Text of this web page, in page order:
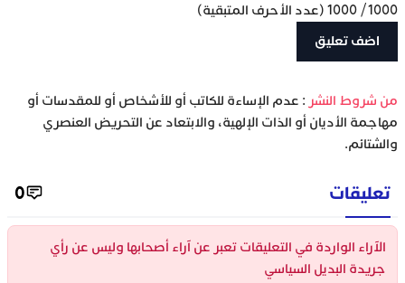
1000
/
1000 (عدد الأحرف المتبقية)
‫من شروط النشر : عدم الإساءة للكاتب أو للأشخاص أو للمقدسات أو
مهاجمة الأديان أو الذات الإلهية، والابتعاد عن التحريض العنصري
والشتائم.
تعليقات 0
الآراء الواردة في التعليقات تعبر عن آراء أصحابها وليس عن رأي
جريدة البديل السياسي